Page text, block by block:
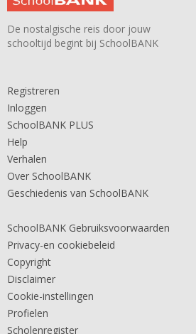
De nostalgische reis door jouw
schooltijd begint bij SchoolBANK
Registreren
Inloggen
SchoolBANK PLUS
Help
Verhalen
Over SchoolBANK
Geschiedenis van SchoolBANK
SchoolBANK Gebruiksvoorwaarden
Privacy-en cookiebeleid
Copyright
Disclaimer
Cookie-instellingen
Profielen
Scholenregister